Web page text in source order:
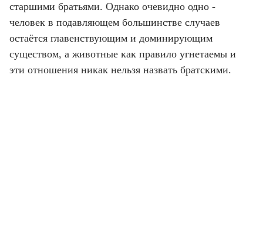
старшими братьями. Однако очевидно одно -
человек в подавляющем большинстве случаев
остаётся главенствующим и доминирующим
существом, а животные как правило угнетаемы и
эти отношения никак нельзя назвать братскими.